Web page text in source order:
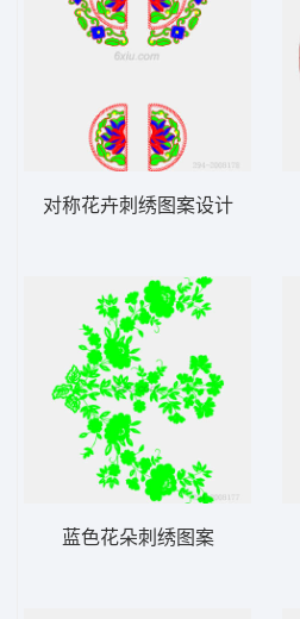
对称花卉刺绣图案设计
蓝色花朵刺绣图案